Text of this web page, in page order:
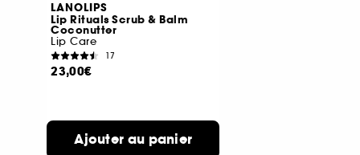
LANOLIPS
Lip Rituals Scrub & Balm
Coconutter
Lip Care
17
23,00€
Ajouter au panier